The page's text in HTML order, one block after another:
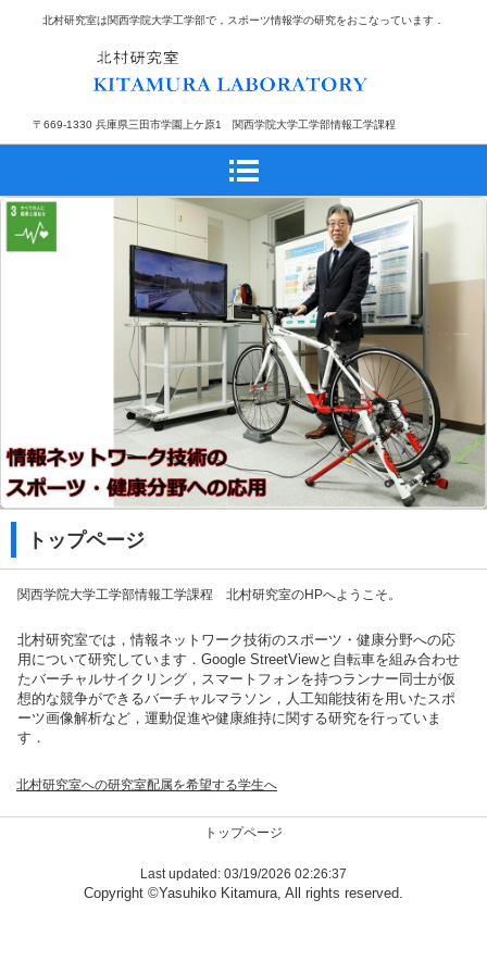
北村研究室は関西学院大学工学部で，スポーツ情報学の研究をおこなっています．
〒669-1330 兵庫県三田市学園上ケ原1 関西学院大学工学部情報工学課程
トップページ
関西学院大学工学部情報工学課程 北村研究室のHPへようこそ。
北村研究室では，情報ネットワーク技術のスポーツ・健康分野への応
用について研究しています．Google StreetViewと自転車を組み合わせ
たバーチャルサイクリング，スマートフォンを持つランナー同士が仮
想的な競争ができるバーチャルマラソン，人工知能技術を用いたスポ
ーツ画像解析など，運動促進や健康維持に関する研究を行っていま
す．
北村研究室への研究室配属を希望する学生へ
トップページ
Last updated: 03/19/2026 02:26:37
Copyright ©Yasuhiko Kitamura, All rights reserved.